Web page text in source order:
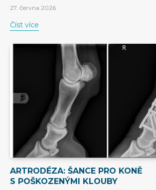
27. června 2026
Číst více
ARTRODÉZA: ŠANCE PRO KONĚ
S POŠKOZENÝMI KLOUBY